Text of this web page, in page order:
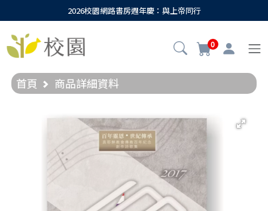
2026校園網路書房週年慶：與上帝同行
0
首頁 商品詳細資料